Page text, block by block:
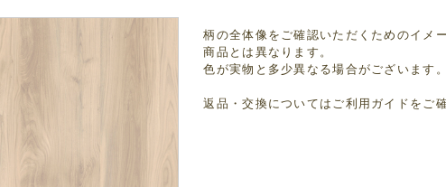
柄の全体像をご確認いただくためのイメ
商品とは異なります。
色が実物と多少異なる場合がございます。
返品・交換については ご利用ガイド をご